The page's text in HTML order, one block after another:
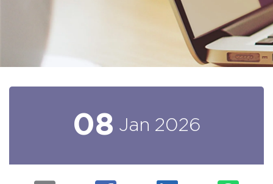
08 Jan 2026